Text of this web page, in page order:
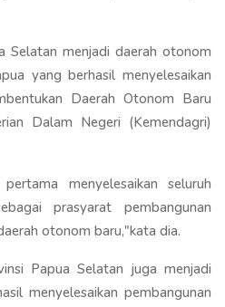
Selatan menjadi daerah otonom
yang berhasil menyelesaikan
Daerah Otonom Baru
Dalam Negeri (Kemendagri)
menyelesaikan seluruh
prasyarat pembangunan
otonom baru,"kata dia.
Papua Selatan juga menjadi
menyelesaikan pembangunan